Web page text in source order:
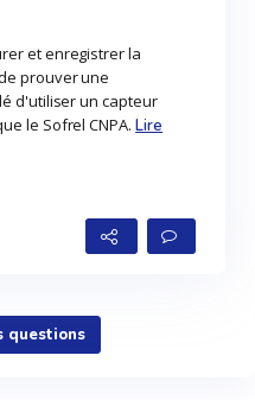
et enregistrer la
prouver une
d'utiliser un capteur
le Sofrel CNPA.Lire
questions